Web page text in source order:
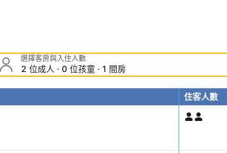
選擇客房與入住人數
2 位成人 · 0 位孩童 · 1 間房
住客人數